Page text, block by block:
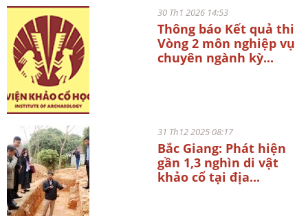
30 Th1 2026 14:53
Thông báo Kết quả thi
Vòng 2 môn nghiệp vụ
chuyên ngành kỳ...
31 Th12 2025 08:17
Bắc Giang: Phát hiện
gần 1,3 nghìn di vật
khảo cổ tại địa...